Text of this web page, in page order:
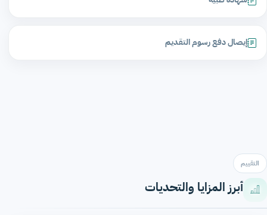
إيصال دفع رسوم التقديم
التقييم
أبرز المزايا والتحديات